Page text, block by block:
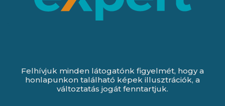
Felhívjuk minden látogatónk figyelmét, hogy a
honlapunkon található képek illusztrációk, a
változtatás jogát fenntartjuk.